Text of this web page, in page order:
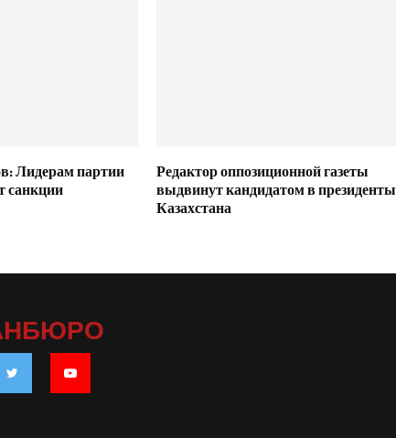
Лидерам партии
санкции
Редактор оппозиционной газеты
выдвинут кандидатом в президенты
Казахстана